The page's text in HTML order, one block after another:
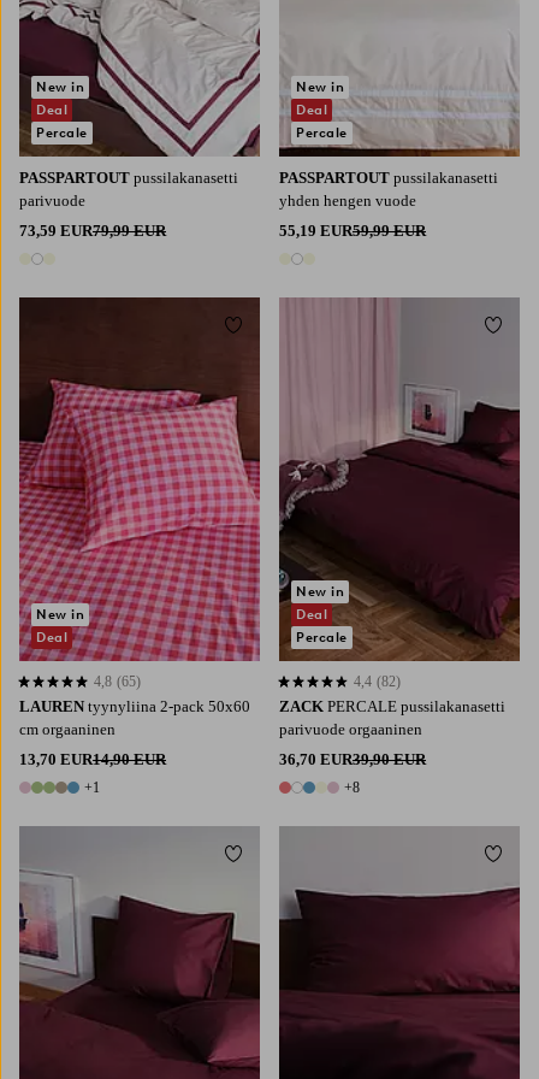
PASSPARTOUT pussilakanasetti
parivuode
73,59 EUR79,99 EUR
3 värejä
New in
Deal
Percale
PASSPARTOUT pussilakanasetti
yhden hengen vuode
55,19 EUR59,99 EUR
3 värejä
New in
Deal
Percale
LAUREN tyynyliina 2-pack 50x60
cm orgaaninen
13,70 EUR14,90 EUR
6 värejä
+1
4,8 perustuen 65 arvosanaan
4,8 (65)
New in
Deal
Lisää suosikkeihin
ZACK PERCALE pussilakanasetti
parivuode orgaaninen
36,70 EUR39,90 EUR
13 värejä
+8
4,4 perustuen 82 arvosanaan
4,4 (82)
New in
Deal
Percale
Lisää
Lisää suosikkeihin Lisää